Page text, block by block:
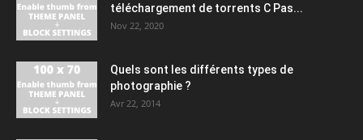
téléchargement de torrents C Pas...
Nov 22, 2020
Quels sont les différents types de
photographie ?
Avr 22, 2014